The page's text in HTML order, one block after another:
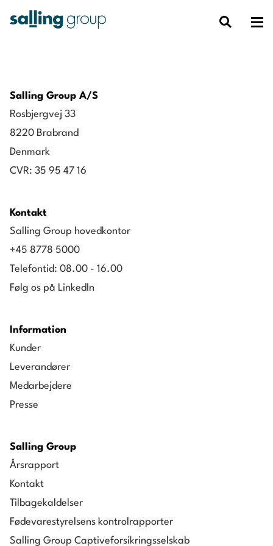
Salling Group A/S
Rosbjergvej 33
8220 Brabrand
Denmark
CVR: 35 95 47 16
Kontakt
Salling Group hovedkontor
+45 8778 5000
Telefontid: 08.00 - 16.00
Følg os på LinkedIn
Information
Kunder
Leverandører
Medarbejdere
Presse
Salling Group
Årsrapport
Kontakt
Tilbagekaldelser
Fødevarestyrelsens kontrolrapporter
Salling Group Captiveforsikringsselskab